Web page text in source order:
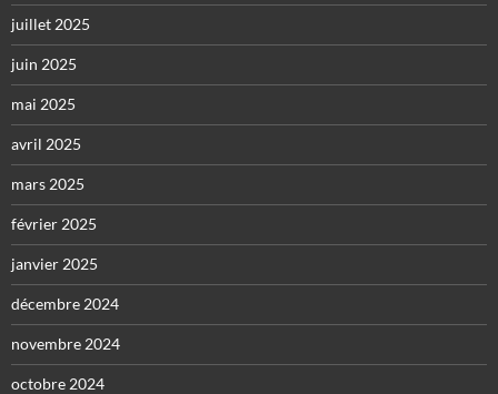
juillet 2025
juin 2025
mai 2025
avril 2025
mars 2025
février 2025
janvier 2025
décembre 2024
novembre 2024
octobre 2024